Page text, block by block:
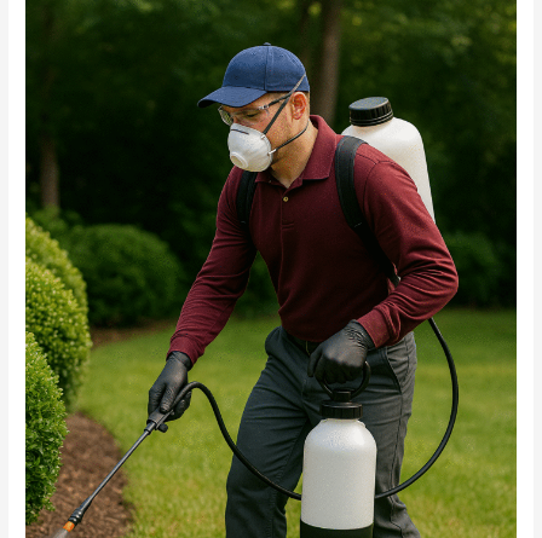
مكافحة
حشرات
بالرياض
0555636294
الان